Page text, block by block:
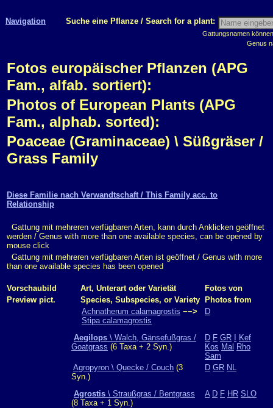
Navigation Suche eine Pflanze / Search for a plant:
Gattungsnamen
Genus
Fotos europäischer Pflanzen (APG
Fam., alfab. sortiert):
Photos of European Plants (APG
Fam., alphab. sorted):
Poaceae (Graminaceae) \ Süßgräser /
Grass Family
Diese Familie nach Verwandtschaft / This Family acc. to
Relationship
Gattung mit mehreren verfügbaren Arten, kann durch Anklicken geöffnet
werden / Genus with more than one available species, can be opened by
mouse click
Gattung mit mehreren verfügbaren Arten ist geöffnet / Genus with more
than one available species has been opened
Vorschaubild Art, Unterart oder Varietät
Fotos von
Preview pict.
Species, Subspecies, or Variety
Photos from
Achnatherum calamagrostis −−>
Stipa calamagrostis
D
Aegilops \ Walch, Gänsefußgras /
Goatgrass (6 Taxa + 2 Syn.)
D F GR
Kef
Kos Mal Rho
Sam
Agropyron \ Quecke / Couch (3
Syn.)
D GR NL
Agrostis \ Straußgras / Bentgrass
(8 Taxa + 1 Syn.)
A D F HR SLO